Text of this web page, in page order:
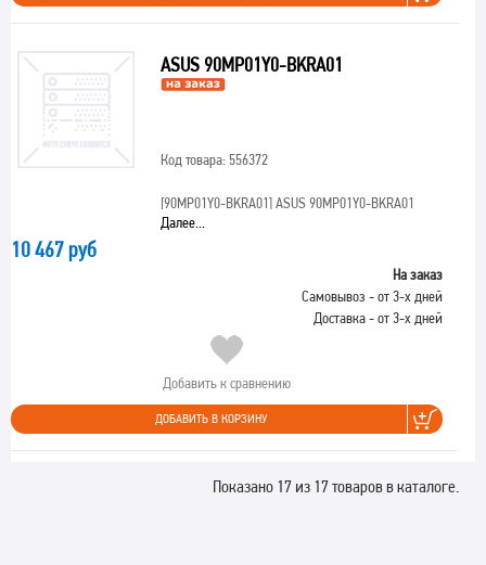
ASUS 90MP01Y0-BKRA01
Код товара: 556372
[90MP01Y0-BKRA01]ASUS 90MP01Y0-BKRA01
Далее...
10 467 руб
На заказ
Самовывоз - от 3-х дней
Доставка - от 3-х дней
Добавить к сравнению
ДОБАВИТЬ В КОРЗИНУ
Показано 17 из 17 товаров в каталоге.